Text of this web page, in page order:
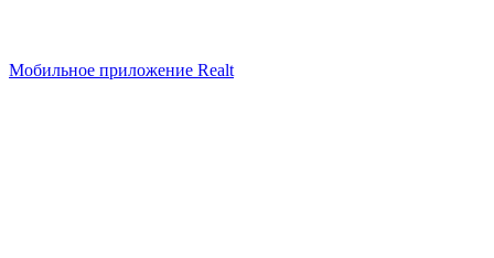
Мобильное приложение Realt